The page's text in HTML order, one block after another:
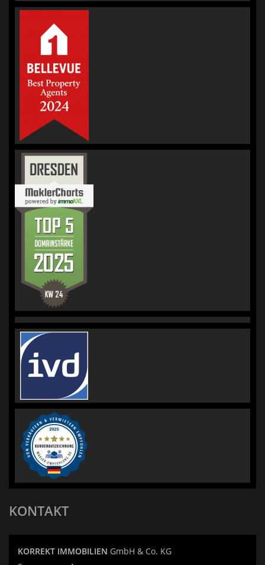
für Bewertung &
5Sternen |
236
KORREKT
IMMOBILIEN |
für Bewertung &
auf
werkenntdenBESTEN.de
KONTAKT
KORREKT IMMOBILIEN GmbH & Co. KG